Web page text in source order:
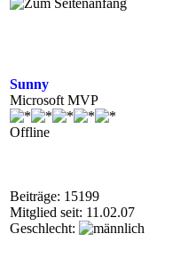
Sunny
Microsoft MVP
Offline
Beiträge: 15199
Mitglied seit: 11.02.07
Geschlecht: